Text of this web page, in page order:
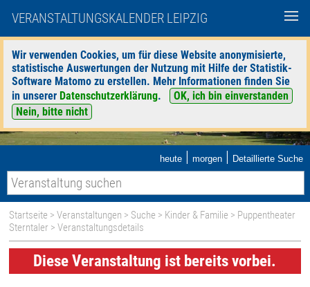
VERANSTALTUNGSKALENDER LEIPZIG
Wir verwenden Cookies, um für diese Website anonymisierte,
statistische Auswertungen der Nutzung mit Hilfe der Statistik-
Software Matomo zu erstellen. Mehr Informationen finden Sie
in unserer Datenschutzerklärung.
OK, ich bin einverstanden
Nein, bitte nicht
heute | morgen | Detaillierte Suche
Startseite >Veranstaltungen > Suche > Kinder & Familie > Puppentheater
Sterntaler > Veranstaltungsdetails
Diese Veranstaltung ist bereits vorbei.